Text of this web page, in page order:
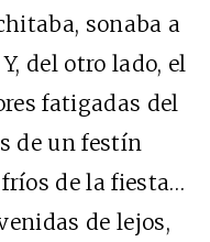
sonaba a
del otro lado, el
fatigadas del
de un festín
de la fiesta…
de lejos,